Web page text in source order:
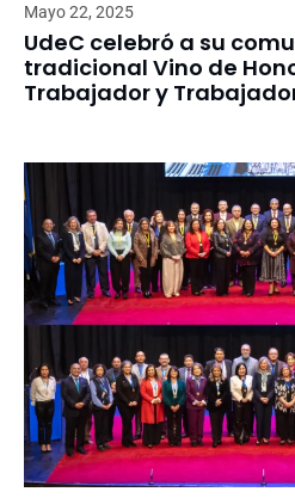
Mayo 22, 2025
UdeC celebró a su
tradicional Vino de
Trabajador y